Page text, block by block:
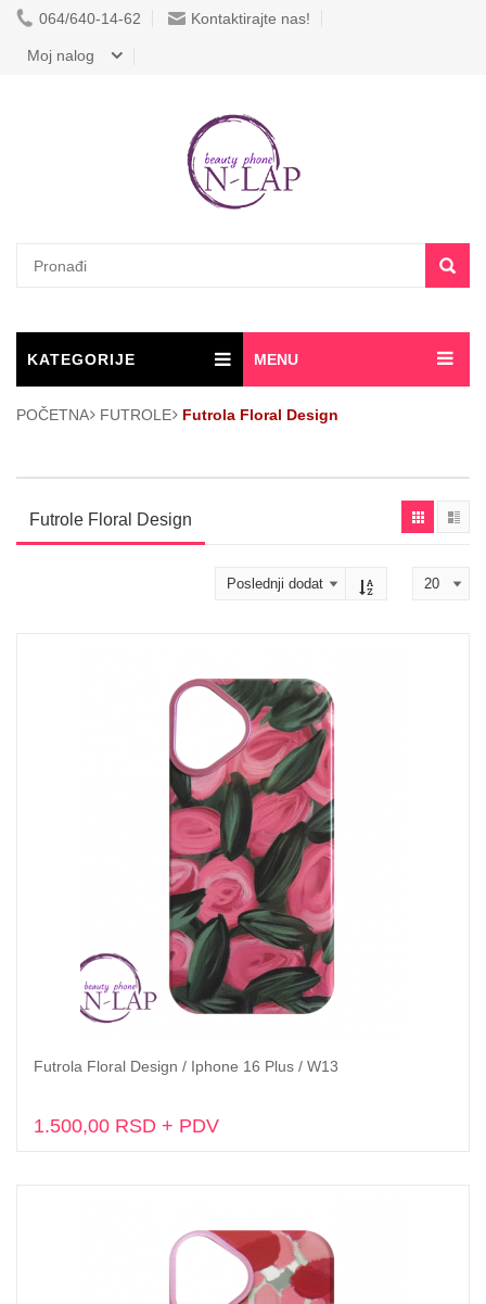
064/640-14-62 Kontaktirajte nas!
Moj nalog
KATEGORIJE MENU
POČETNA FUTROLE Futrola Floral Design
Futrole Floral Design
Dodaj u korpu
Futrola Floral Design / Iphone 16 Plus / W13
1.500,00 RSD + PDV